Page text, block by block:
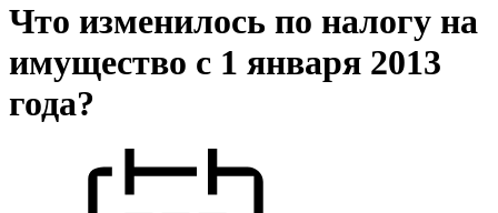
Что изменилось по налогу на
имущество с 1 января 2013
года?